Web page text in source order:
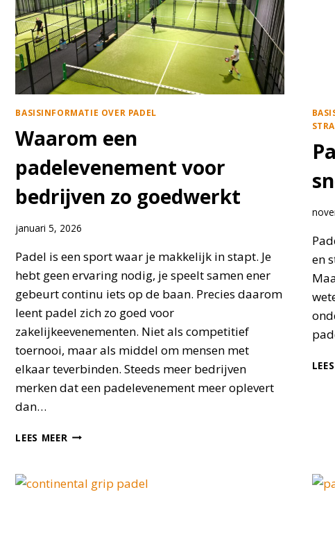
BASISINFORMATIE OVER PADEL
Waarom een
padelevenement voor
bedrijven zo goedwerkt
januari 5, 2026
Padel is een sport waar je makkelijk in stapt. Je
hebt geen ervaring nodig, je speelt samen ener
gebeurt continu iets op de baan. Precies daarom
leent padel zich zo goed voor
zakelijkeevenementen. Niet als competitief
toernooi, maar als middel om mensen met
elkaar teverbinden. Steeds meer bedrijven
merken dat een padelevenement meer oplevert
dan…
LEES MEER WAAROM
VOOR
BEDRIJVEN
en